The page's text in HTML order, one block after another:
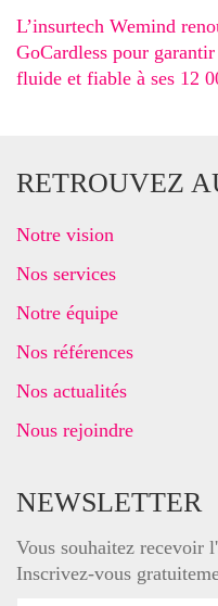
L’insurtech Wemind
GoCardless pour
fluide et fiable à ses 12
RETROUVEZ
Notre vision
Nos services
Notre équipe
Nos références
Nos actualités
Nous rejoindre
NEWSLETTER
Vous souhaitez recevoir
Inscrivez-vous